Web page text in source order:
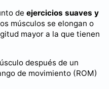
de ejercicios suaves y
músculos se elongan o
mayor a la que tienen
después de un
de movimiento (ROM)